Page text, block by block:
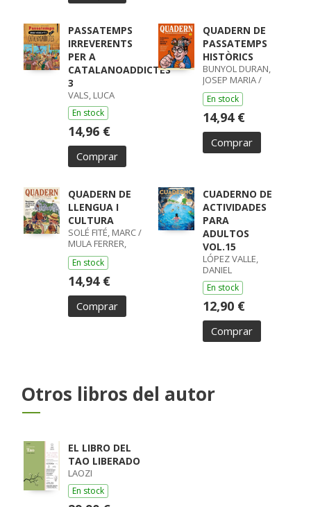
PASSATEMPS
IRREVERENTS
PER A
CATALANOADDICTES
3
VALS, LUCA
En stock
14,96 €
Comprar
QUADERN DE
PASSATEMPS
HISTÒRICS
BUNYOL DURAN,
JOSEP MARIA /
GUIBO,
En stock
14,94 €
Comprar
QUADERN DE
LLENGUA I
CULTURA
SOLÉ FITÉ, MARC /
MULA FERRER,
XAVIER
En stock
14,94 €
Comprar
CUADERNO DE
ACTIVIDADES
PARA
ADULTOS
VOL.15
LÓPEZ VALLE,
DANIEL
En stock
12,90 €
Comprar
Otros libros del autor
EL LIBRO DEL
TAO LIBERADO
LAOZI
En stock